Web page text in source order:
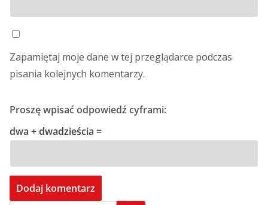
Zapamiętaj moje dane w tej przeglądarce podczas
pisania kolejnych komentarzy.
Proszę wpisać odpowiedź cyframi:
dwa + dwadzieścia =